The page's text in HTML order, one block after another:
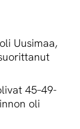
Uusimaa,
45–49-
oli